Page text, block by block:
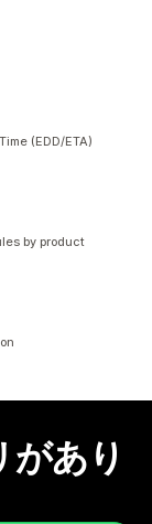
(EDD/ETA)
by product
あり